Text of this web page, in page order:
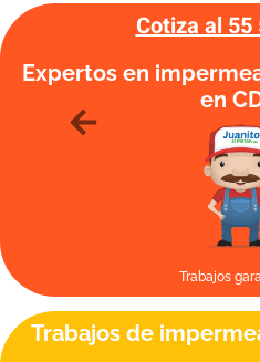
Cotiza al 55
Expertos en
en
Trabajos
Trabajos de